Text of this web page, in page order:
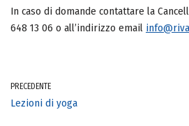
In caso di domande contattare la
648 13 06 o all’indirizzo email
PRECEDENTE
Lezioni di yoga